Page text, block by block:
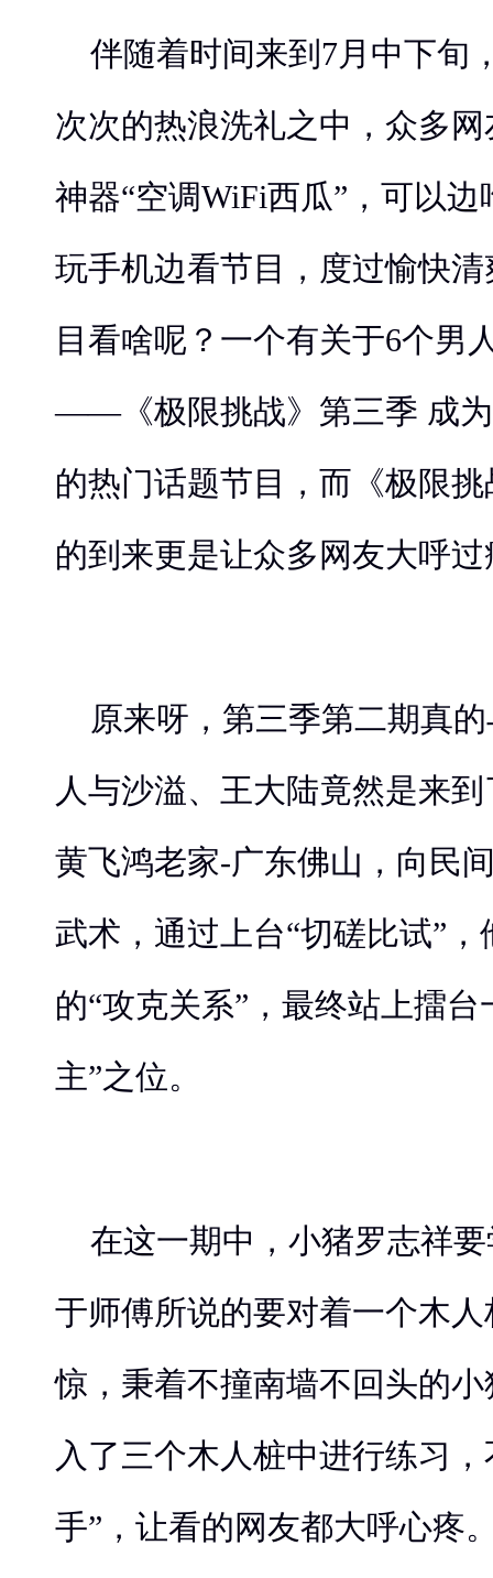
伴随着时间来到7月中下旬
次次的热浪洗礼之中，众多
神器“空调WiFi西瓜”，可以
玩手机边看节目，度过愉快
目看啥呢？一个有关于6个男
——《极限挑战》第三季 成
的热门话题节目，而《极限
的到来更是让众多网友大呼过
原来呀，第三季第二期真
人与沙溢、王大陆竟然是来
黄飞鸿老家-广东佛山，向民
武术，通过上台“切磋比试”
的“攻克关系”，最终站上擂
主”之位。
在这一期中，小猪罗志祥
于师傅所说的要对着一个木
惊，秉着不撞南墙不回头的
入了三个木人桩中进行练习
手”，让看的网友都大呼心疼